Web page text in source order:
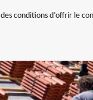
conditions d’offrir le